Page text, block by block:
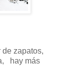
de zapatos,
hay más